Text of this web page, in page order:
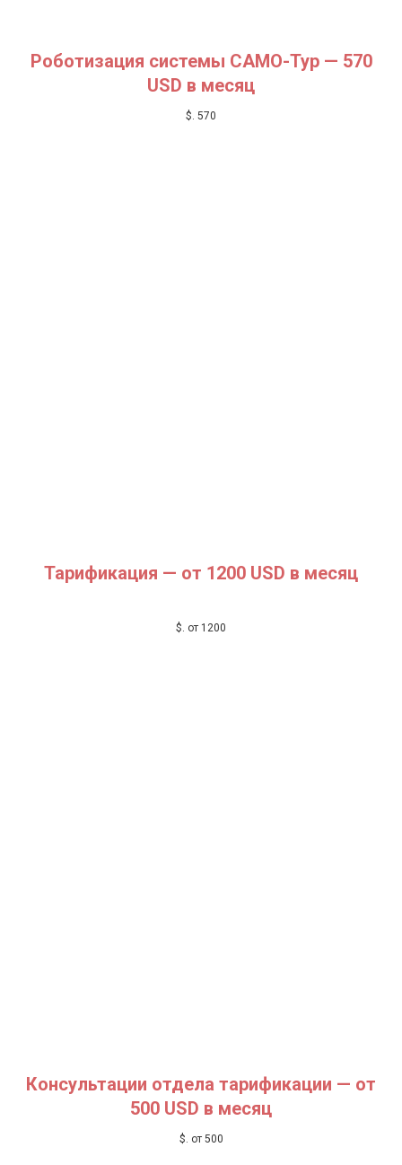
Роботизация системы САМО-Тур — 570
USD в месяц
$ . 570
Тарификация — от 1200 USD в месяц
$ . от 1200
Консультации отдела тарификации — от
500 USD в месяц
$. от 500